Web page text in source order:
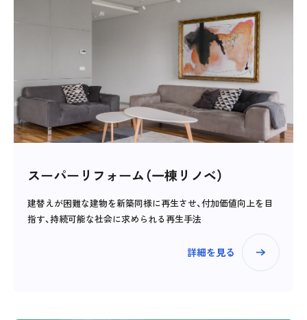
スーパーリフォーム（一棟リノベ）
建替えが困難な建物を新築同様に再生させ、付加価値向上を目
指す、持続可能な社会に求められる再生手法
詳細を見る